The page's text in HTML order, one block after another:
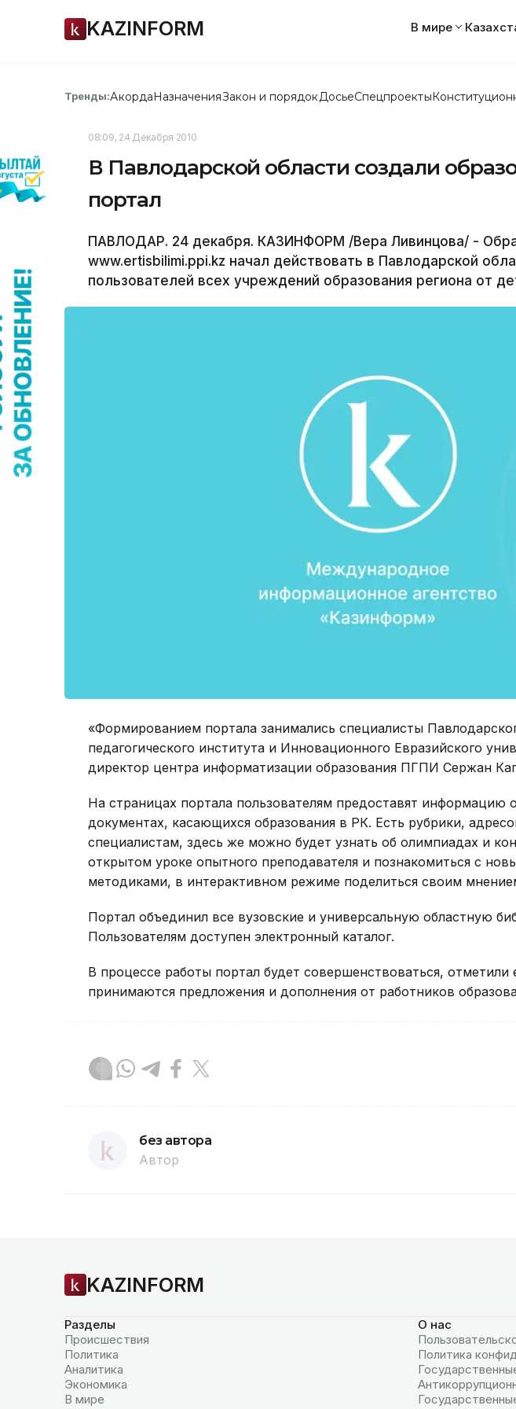
KAZINFORM В мире
Тренды:АкордаНазначенияЗакон и порядок ДосьеСпецпроекты
08:09, 24 Декабря 2010
В Павлодарской области создали
портал
ПАВЛОДАР. 24 декабря. КАЗИНФОРМ /Вера Ливинцова/ -
www.ertisbilimi.ppi.kz начал действовать в Павлодарской
пользователей всех учреждений образования региона от
«Формированием портала занимались специалисты
педагогического института и Инновационного Евразийского
директор центра информатизации образования ПГПИ Сержан
На страницах портала пользователям предоставят информацию
документах, касающихся образования в РК. Есть рубрики,
специалистам, здесь же можно будет узнать об олимпиадах и
открытом уроке опытного преподавателя и познакомиться с
методиками, в интерактивном режиме поделиться своим
Портал объединил все вузовские и универсальную областную
Пользователям доступен электронный каталог.
В процессе работы портал будет совершенствоваться, отметили
принимаются предложения и дополнения от работников
без автора
Автор
KAZINFORM
Разделы
Происшествия
Политика
Аналитика
Экономика
В мире
О нас
Политика